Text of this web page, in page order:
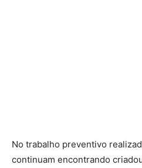
No trabalho preventivo
continuam encontrando